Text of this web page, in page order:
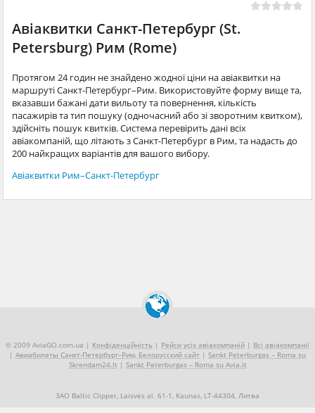
Авіаквитки Санкт-Петербург (St.
Petersburg) Рим (Rome)
Протягом 24 годин не знайдено жодної ціни на авіаквитки на
маршруті Санкт-Петербург–Рим. Використовуйте форму вище та,
вказавши бажані дати вильоту та повернення, кількість
пасажирів та тип пошуку (одночасний або зі зворотним квитком),
здійсніть пошук квитків. Система перевірить дані всіх
авіакомпаній, що літають з Санкт-Петербург в Рим, та надасть до
200 найкращих варіантів для вашого вибору.
Авіаквитки Рим–Санкт-Петербург
© 2009 AviaGO.com.ua | Конфіденційність | Рейси усіх авіакомпаній | Всі авіакомпанії
| Авиабилеты Санкт-Петербург–Рим, Белорусский сайт | Sankt Peterburgas – Roma su
Skrendam24.lt | Sankt Peterburgas – Roma su Avia.lt
ЗАО Baltic Clipper, Laisvės al. 61-1, Kaunas, LT-44304, Литва